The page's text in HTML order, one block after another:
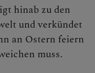
hinab zu den
und verkündet
an Ostern feiern
muss.